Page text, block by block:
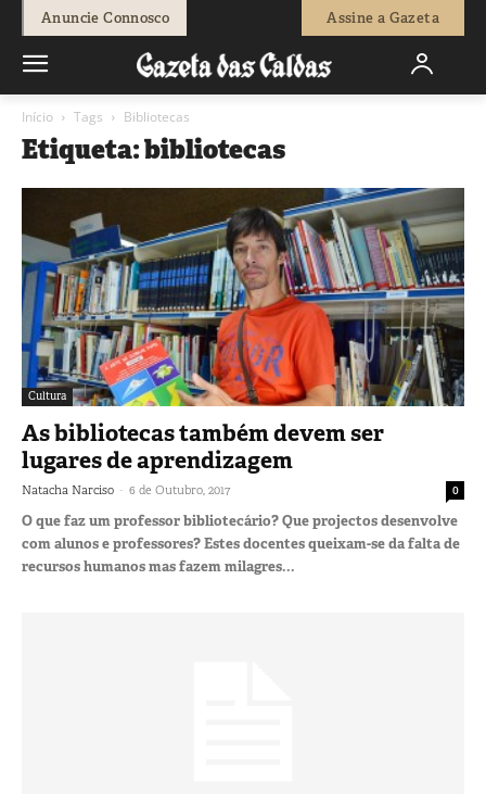
Anuncie Connosco Assine a Gazeta
Início Tags Bibliotecas
Etiqueta: bibliotecas
Cultura
As bibliotecas também devem ser
lugares de aprendizagem
Natacha Narciso - 6 de Outubro, 2017 0
O que faz um professor bibliotecário? Que projectos desenvolve
com alunos e professores? Estes docentes queixam-se da falta de
recursos humanos mas fazem milagres...